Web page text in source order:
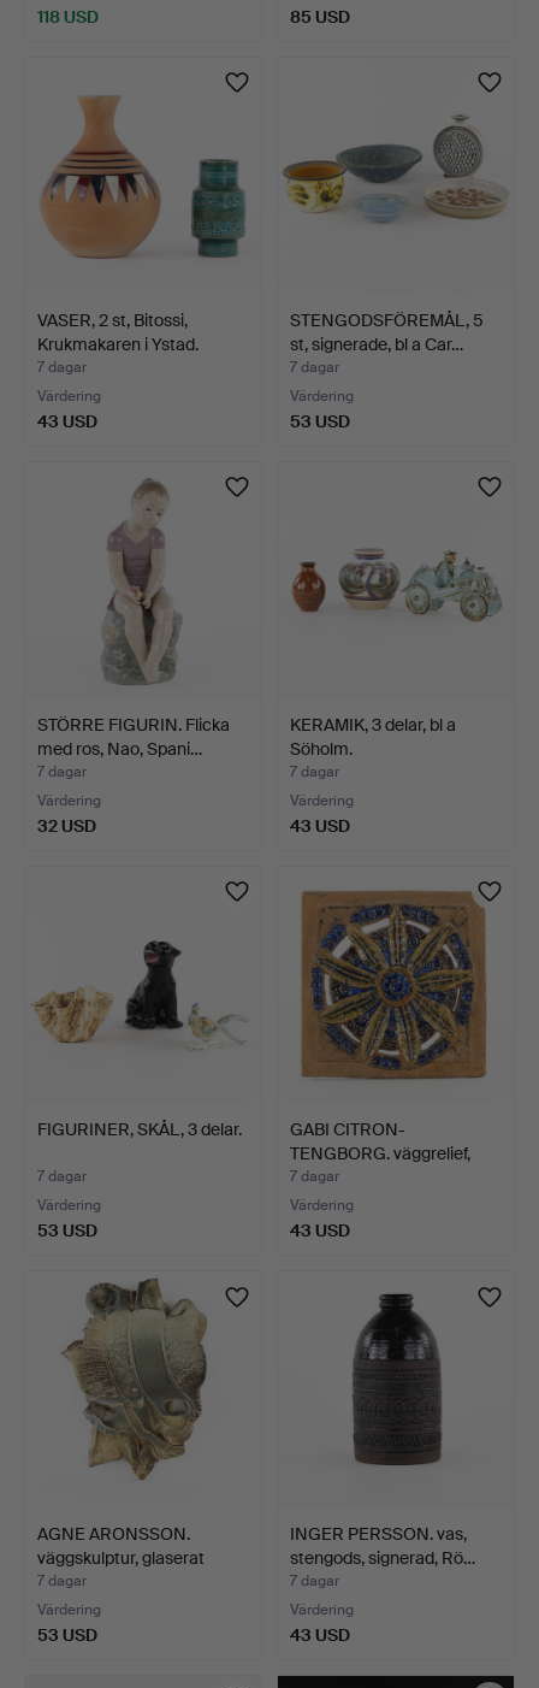
118 USD 85 USD
VASER, 2 st, Bitossi,
Krukmakaren i Ystad.
7 dagar
Värdering
43 USD
STENGODSFÖREMÅL, 5
st, signerade, bl a Car…
7 dagar
Värdering
53 USD
STÖRRE FIGURIN. Flicka
med ros, Nao, Spani…
7 dagar
Värdering
32 USD
KERAMIK, 3 delar, bl a
Söholm.
7 dagar
Värdering
43 USD
FIGURINER, SKÅL, 3 delar.
7 dagar
Värdering
53 USD
GABI CITRON-
TENGBORG. väggrelief,
etikettm…
7 dagar
Värdering
43 USD
AGNE ARONSSON.
väggskulptur, glaserat
sten…
7 dagar
Värdering
53 USD
INGER PERSSON. vas,
stengods, signerad, Rö…
7 dagar
Värdering
43 USD